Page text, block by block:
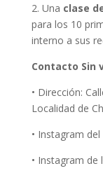
2. Una clase
para los 10
interno a sus
Contacto Sin
• Dirección:
Localidad de
• Instagram
• Instagram de